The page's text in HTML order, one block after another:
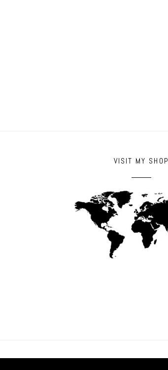
VISIT MY SHOP